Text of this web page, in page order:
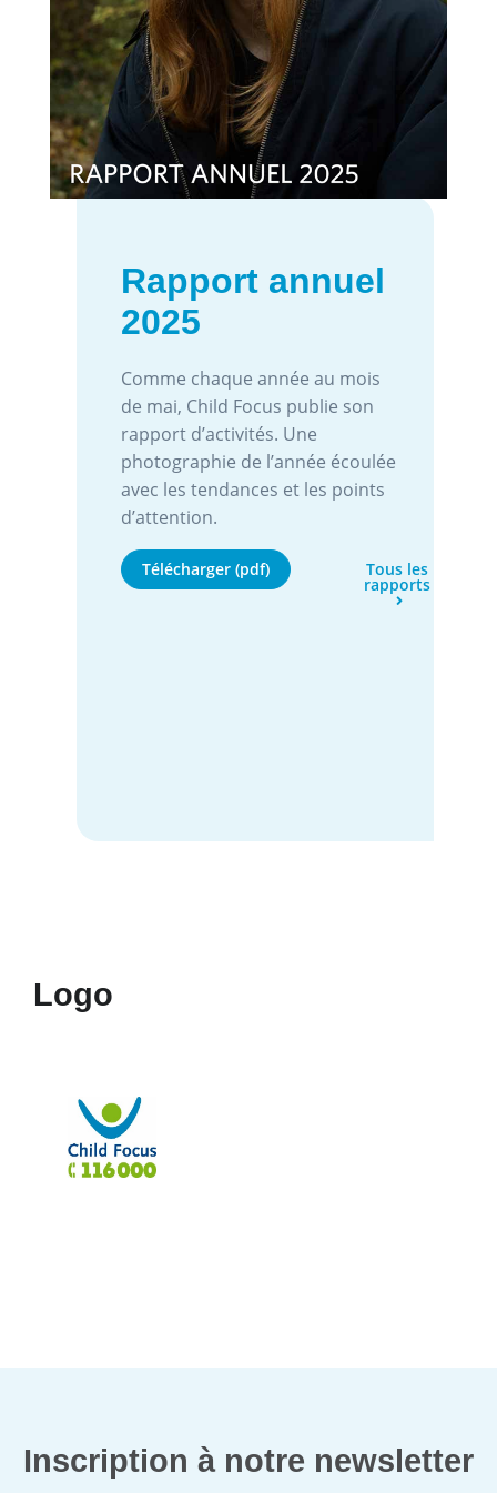
Rapport annuel
2025
Comme chaque année au mois
de mai, Child Focus publie son
rapport d’activités. Une
photographie de l’année écoulée
avec les tendances et les points
d’attention.
Télécharger (pdf) Tous les
rapports
Logo
Inscription à notre newsletter